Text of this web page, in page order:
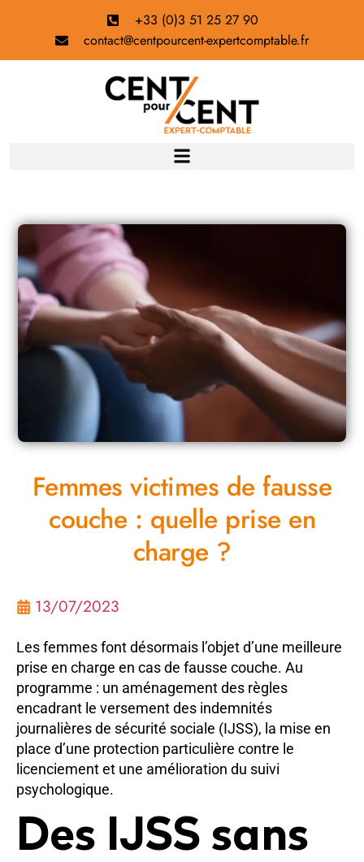
+33 (0)3 51 25 27 90
contact@centpourcent-expertcomptable.fr
Femmes victimes de fausse
couche : quelle prise en
charge ?
13/07/2023
Les femmes font désormais l’objet d’une meilleure
prise en charge en cas de fausse couche. Au
programme : un aménagement des règles
encadrant le versement des indemnités
journalières de sécurité sociale (IJSS), la mise en
place d’une protection particulière contre le
licenciement et une amélioration du suivi
psychologique.
Des IJSS sans